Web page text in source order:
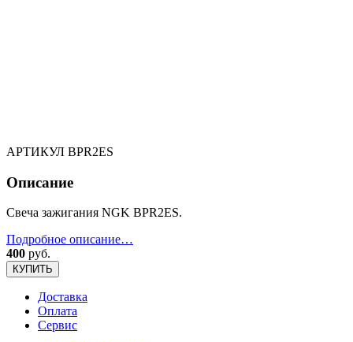
АРТИКУЛ BPR2ES
Описание
Свеча зажигания NGK BPR2ES.
Подробное описание…
400 руб.
КУПИТЬ
Доставка
Оплата
Сервис